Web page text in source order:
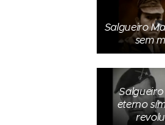
Salgueiro
sem
eterno